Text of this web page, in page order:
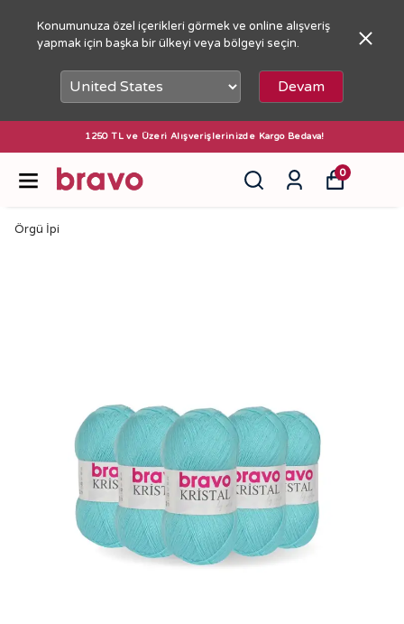
Konumunuza özel içerikleri görmek ve online alışveriş
yapmak için başka bir ülkeyi veya bölgeyi seçin.
Devam
1250 TL ve Üzeri Alışverişlerinizde Kargo Bedava!
0
Örgü İpi